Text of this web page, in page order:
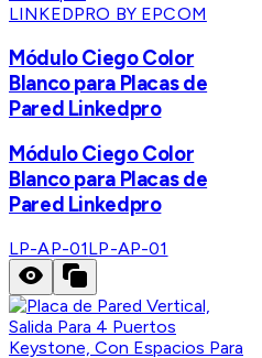
LINKEDPRO BY EPCOM
Módulo Ciego Color
Blanco para Placas de
Pared Linkedpro
Módulo Ciego Color
Blanco para Placas de
Pared Linkedpro
LP-AP-01LP-AP-01